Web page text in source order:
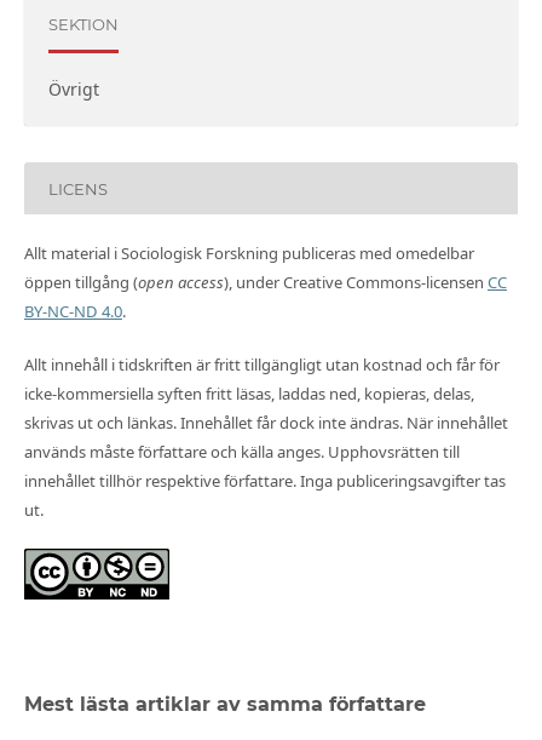
SEKTION
Övrigt
LICENS
Allt material i Sociologisk Forskning publiceras med omedelbar
öppen tillgång (open access), under Creative Commons-licensen CC
BY-NC-ND 4.0.
Allt innehåll i tidskriften är fritt tillgängligt utan kostnad och får för
icke-kommersiella syften fritt läsas, laddas ned, kopieras, delas,
skrivas ut och länkas. Innehållet får dock inte ändras. När innehållet
används måste författare och källa anges. Upphovsrätten till
innehållet tillhör respektive författare. Inga publiceringsavgifter tas
ut.
Mest lästa artiklar av samma författare